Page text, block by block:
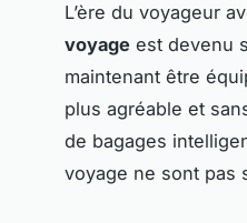
L’ère du voyageur
voyage est devenu
maintenant être
plus agréable et
de bagages
voyage ne sont pas